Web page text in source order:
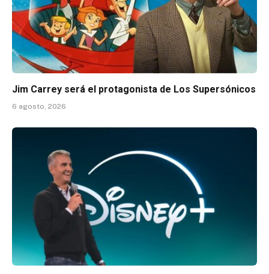
Jim Carrey será el protagonista de Los Supersónicos
6 agosto, 2026